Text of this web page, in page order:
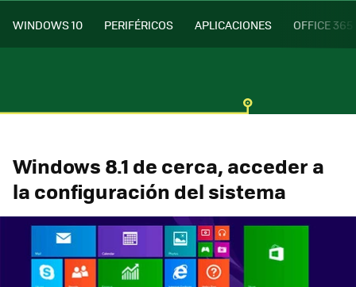
WINDOWS 10 PERIFÉRICOS APLICACIONES OFFICE 365
Windows 8.1 de cerca, acceder a
la configuración del sistema